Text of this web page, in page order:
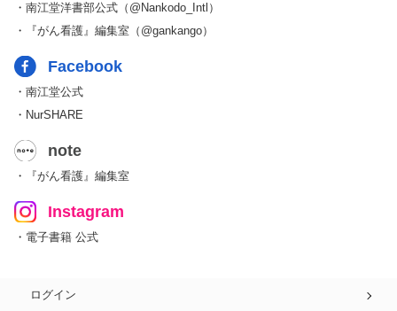
・南江堂洋書部公式（@Nankodo_Intl）
・『がん看護』編集室（@gankango）
Facebook
・南江堂公式
・NurSHARE
note
・『がん看護』編集室
Instagram
・電子書籍 公式
ログイン